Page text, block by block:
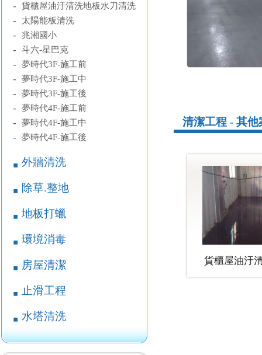
- 貨櫃屋油汙清洗地板水刀清洗
- 太陽能板清洗
- 兆湘國小
- 斗六-星巴克
- 夢時代3F-施工前
- 夢時代3F-施工中
- 夢時代3F-施工後
- 夢時代4F-施工前
- 夢時代4F-施工中
- 夢時代4F-施工後
￭ 外牆清洗
￭ 除草.整地
￭ 地板打蠟
￭ 環境消毒
￭ 房屋清潔
￭ 止滑工程
￭ 水塔清洗
清潔工程 - 其他
貨櫃屋油汙